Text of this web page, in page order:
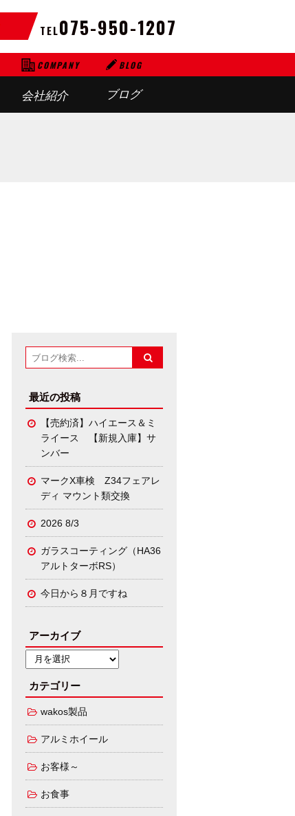
TEL075-950-1207
COMPANY
会社紹介
BLOG
ブログ
最近の投稿
【売約済】ハイエース＆ミ
ライース 【新規入庫】サ
ンバー
マークX車検 Z34フェアレ
ディ マウント類交換
2026 8/3
ガラスコーティング（HA36
アルトターボRS）
今日から８月ですね
アーカイブ
カテゴリー
wakos製品
アルミホイール
お客様～
お食事